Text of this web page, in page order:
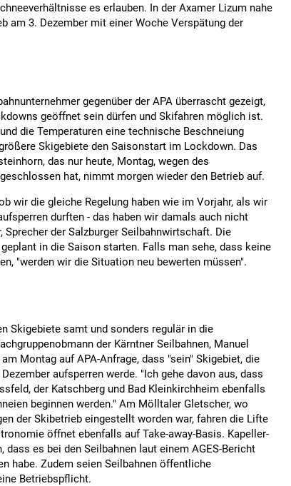
es erlauben. In der Axamer Lizum nahe
am 3. Dezember mit einer Woche Verspätung der
gegenüber der APA überrascht gezeigt,
geöffnet sein dürfen und Skifahren möglich ist.
die Temperaturen eine technische Beschneiung
Skigebiete den Saisonstart im Lockdown. Das
das nur heute, Montag, wegen des
hat, nimmt morgen wieder den Betrieb auf.
wir die gleiche Regelung haben wie im Vorjahr, als wir
durften - das haben wir damals auch nicht
Sprecher der Salzburger Seilbahnwirtschaft. Die
in die Saison starten. Falls man sehe, dass keine
"werden wir die Situation neu bewerten müssen".
Skigebiete samt und sonders regulär in die
der Kärntner Seilbahnen, Manuel
Montag auf APA-Anfrage, dass "sein" Skigebiet, die
aufsperren werde. "Ich gehe davon aus, dass
der Katschberg und Bad Kleinkirchheim ebenfalls
beginnen werden." Am Mölltaler Gletscher, wo
der Skibetrieb eingestellt worden war, fahren die Lifte
öffnet ebenfalls auf Take-away-Basis. Kapeller-
dass es bei den Seilbahnen laut einem AGES-Bericht
habe. Zudem seien Seilbahnen öffentliche
Betriebspflicht.